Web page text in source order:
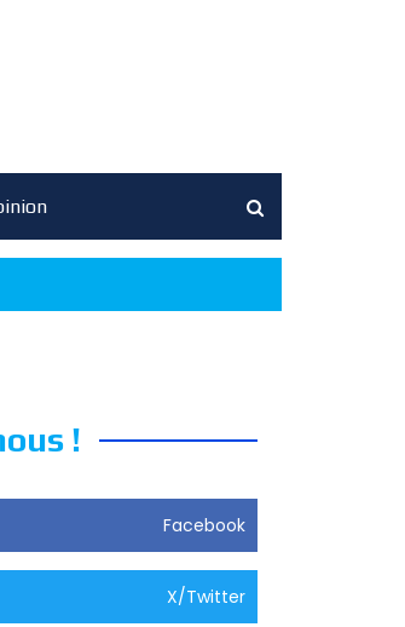
!
Facebook
X/Twitter